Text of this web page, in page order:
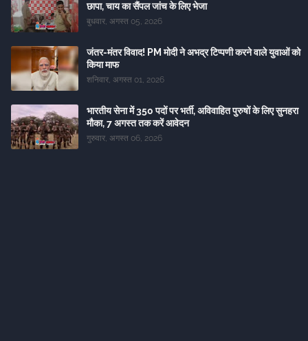
छापा, चाय का सैंपल जांच के लिए भेजा
बुधवार, अगस्त 05, 2026
जंतर-मंतर विवाद! PM मोदी ने अभद्र टिप्पणी करने वाले युवाओं को
किया माफ
शनिवार, अगस्त 01, 2026
भारतीय सेना में 350 पदों पर भर्ती, अविवाहित पुरुषों के लिए सुनहरा
मौका, 7 अगस्त तक करें आवेदन
गुरुवार, अगस्त 06, 2026